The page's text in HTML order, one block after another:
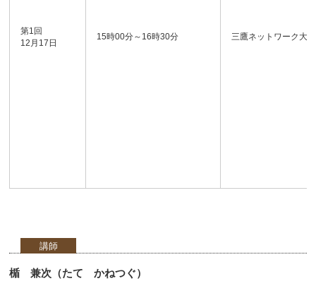
第1回
12月17日
15時00分～16時30分 三鷹ネットワーク大学
講師
楯 兼次（たて かねつぐ）